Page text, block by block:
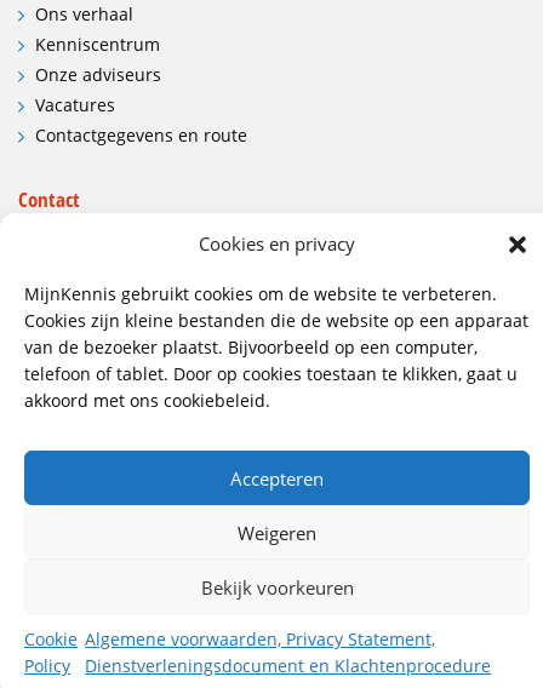
Cookies en privacy
MijnKennis gebruikt cookies om de website te verbeteren.
Cookies zijn kleine bestanden die de website op een apparaat
van de bezoeker plaatst. Bijvoorbeeld op een computer,
telefoon of tablet. Door op cookies toestaan te klikken, gaat u
akkoord met ons cookiebeleid.
Accepteren
Weigeren
Bekijk voorkeuren
Cookie
Policy
Algemene voorwaarden, Privacy Statement,
Dienstverleningsdocument en Klachtenprocedure
Ons verhaal
Kenniscentrum
Onze adviseurs
Vacatures
Contactgegevens en route
Contact
Wij hebben vestigingen in:
085 - 485 4111
info@mijnkennis.nl
Volg ons
Algemene Voorwaarden, Privacy
Statement, Dienstverleningsdocument en
Klachtenprocedure